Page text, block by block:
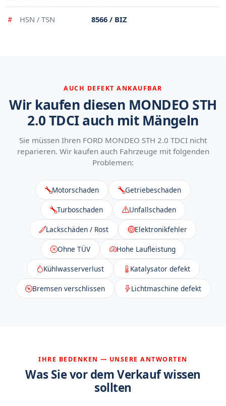
HSN / TSN 8566 / BIZ
AUCH DEFEKT ANKAUFBAR
Wir kaufen diesen MONDEO STH
2.0 TDCI auch mit Mängeln
Sie müssen Ihren FORD MONDEO STH 2.0 TDCI nicht
reparieren. Wir kaufen auch Fahrzeuge mit folgenden
Problemen:
Motorschaden Getriebeschaden
Turboschaden Unfallschaden
Lackschäden / Rost Elektronikfehler
Ohne TÜV Hohe Laufleistung
Kühlwasserverlust Katalysator defekt
Bremsen verschlissen Lichtmaschine defekt
IHRE BEDENKEN — UNSERE ANTWORTEN
Was Sie vor dem Verkauf wissen
sollten